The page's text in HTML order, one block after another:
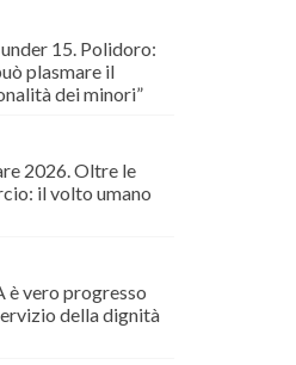
15. Polidoro:
plasmare il
dei minori”
2026. Oltre le
il volto umano
è vero progresso
della dignità